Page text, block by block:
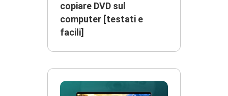
copiare DVD sul
computer [testati e
facili]